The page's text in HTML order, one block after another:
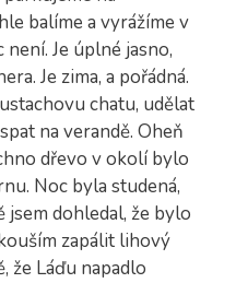
balíme a vyrážíme v
Je úplné jasno,
Je zima, a pořádná.
chatu, udělat
na verandě. Oheň
dřevo v okolí bylo
Noc byla studená,
dohledal, že bylo
zapálit lihový
že Láďu napadlo